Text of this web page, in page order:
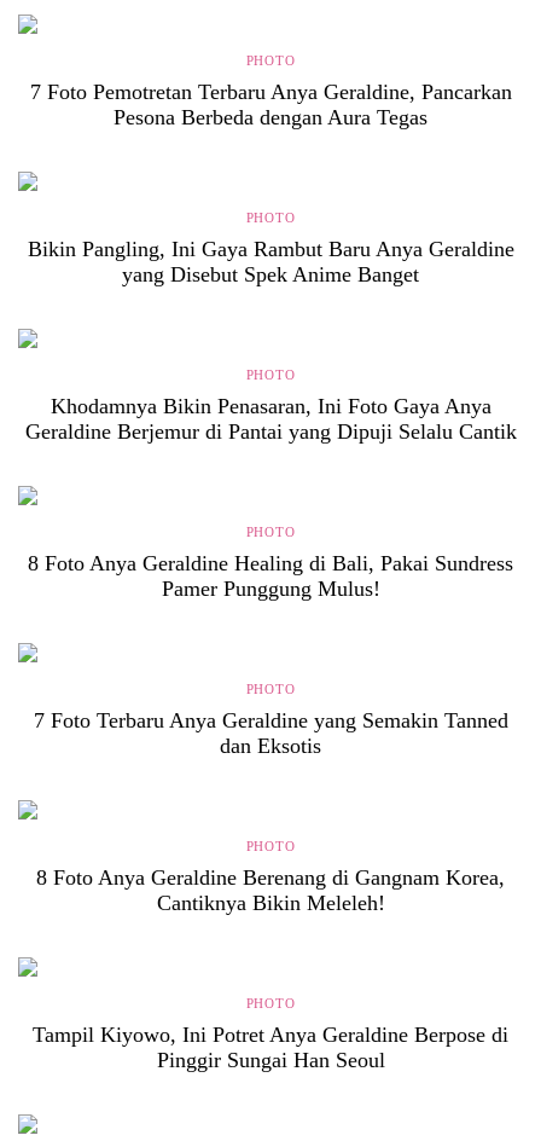
PHOTO
7 Foto Pemotretan Terbaru Anya Geraldine, Pancarkan
Pesona Berbeda dengan Aura Tegas
PHOTO
Bikin Pangling, Ini Gaya Rambut Baru Anya Geraldine
yang Disebut Spek Anime Banget
PHOTO
Khodamnya Bikin Penasaran, Ini Foto Gaya Anya
Geraldine Berjemur di Pantai yang Dipuji Selalu Cantik
PHOTO
8 Foto Anya Geraldine Healing di Bali, Pakai Sundress
Pamer Punggung Mulus!
PHOTO
7 Foto Terbaru Anya Geraldine yang Semakin Tanned
dan Eksotis
PHOTO
8 Foto Anya Geraldine Berenang di Gangnam Korea,
Cantiknya Bikin Meleleh!
PHOTO
Tampil Kiyowo, Ini Potret Anya Geraldine Berpose di
Pinggir Sungai Han Seoul